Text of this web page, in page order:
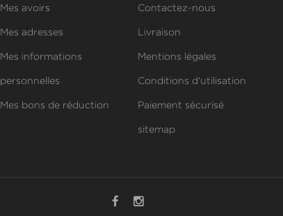
Mes avoirs
Mes adresses
Mes informations
personnelles
Mes bons de réduction
Contactez-nous
Livraison
Mentions légales
Conditions d'utilisation
Paiement sécurisé
sitemap